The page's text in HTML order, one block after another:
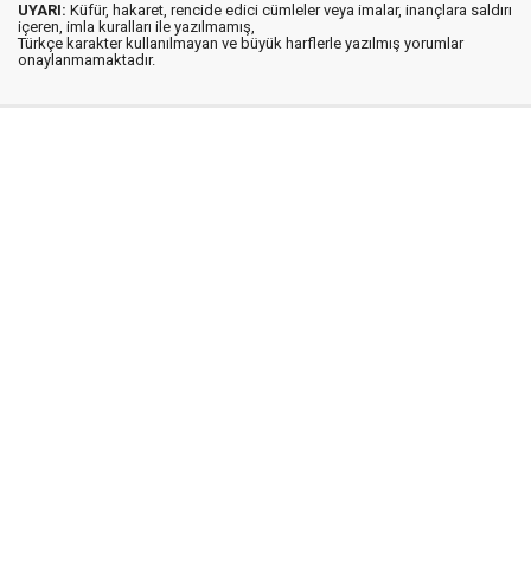
UYARI: Küfür, hakaret, rencide edici cümleler veya imalar, inançlara saldırı
içeren, imla kuralları ile yazılmamış,
Türkçe karakter kullanılmayan ve büyük harflerle yazılmış yorumlar
onaylanmamaktadır.